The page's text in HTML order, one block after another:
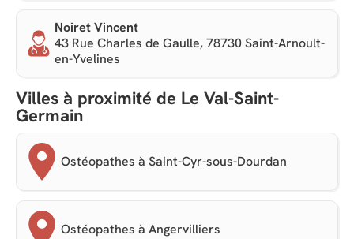
Noiret Vincent
43 Rue Charles de Gaulle, 78730 Saint-Arnoult-
en-Yvelines
Villes à proximité de Le Val-Saint-
Germain
Ostéopathes à Saint-Cyr-sous-Dourdan
Ostéopathes à Angervilliers